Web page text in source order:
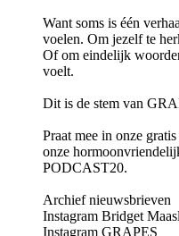
Want soms is één
voelen. Om jezelf te
Of om eindelijk
voelt.
Dit is de stem van
Praat mee in onze
onze
PODCAST20.
Archief nieuwsbrieven
Instagram Bridget
Instagram GRAPES